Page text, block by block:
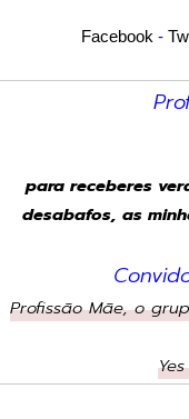
Facebook -
para receberes
desabafos, as
Profissão Mãe, o